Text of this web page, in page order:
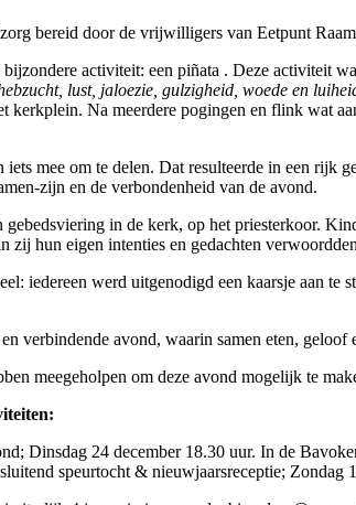
bereid door de vrijwilligers van Eetpunt
activiteit: een piñata . Deze activiteit
lust, jaloezie, gulzigheid, woede en
kerkplein. Na meerdere pogingen en flink wat
mee om te delen. Dat resulteerde in een rijk
zijn en de verbondenheid van de avond.
in de kerk, op het priesterkoor.
zij hun eigen intenties en gedachten
iedereen werd uitgenodigd een kaarsje aan
verbindende avond, waarin samen eten, geloof
meegeholpen om deze avond mogelijk te
Dinsdag 24 december 18.30 uur. In de
speurtocht & nieuwjaarsreceptie;